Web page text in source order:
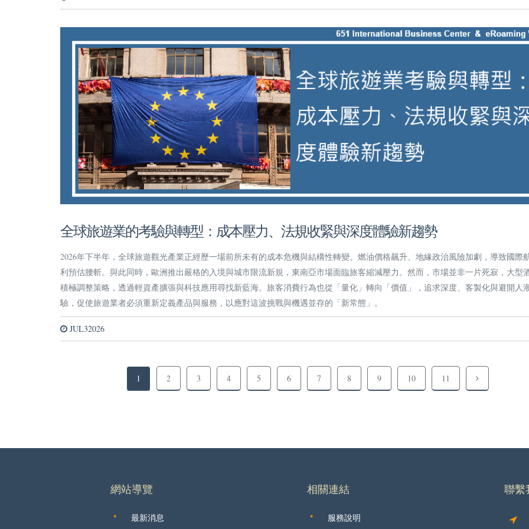
全球旅遊業的考驗與轉型：成本壓力、法規收緊與深度體驗新趨勢
2026年下半年，全球旅遊觀光產業正經歷一場前所未有的成本危機與結構性轉變。燃油價格飆升、地緣政治風險加劇，導致國際
利預估腰斬。與此同時，歐洲推出嚴格的入境與城市限流新規，東南亞市場面臨旅客縮減壓力。然而，市場並非一片死寂，大型
積極調整策略，透過輕資產擴張與科技應用尋找新藍海。旅客消費行為也從「量化」轉向「價值」，追求深度、客製化與避開人
驗，促使旅遊業者必須重新定義產品與服務，以應對這波挑戰與機遇並存的「新常態」。
JUL32026
1 2 3 4 5 6 7 8 9 10 11
網站導覽
最新消息
相關連結
服務說明
聯繫